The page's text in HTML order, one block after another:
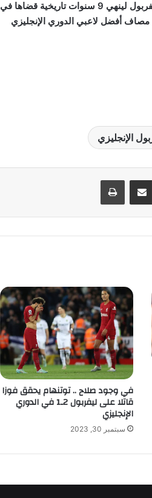
جدير بالذكر أن نجم المنتخب المصري محمد صلاح سبق أن أعلن رحليه عن ليفربول لينهي 9 سنوات تاريخية قضاها في
مصاف أفضل لاعبي الدوري الإنجليزي
الإنجليزي
في وجود صلاح .. توتنهام يحقق فوزا
قاتلا على ليفربول 2ـ1 في الدوري
الإنجليزي
سبتمبر 30, 2023